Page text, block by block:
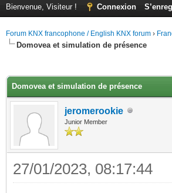
Bienvenue, Visiteur ! Connexion
Forum KNX francophone / English KNX forum ›
Domovea et simulation de présence
Domovea et simulation de présence
jeromerookie
Junior Member
27/01/2023, 08:17:44